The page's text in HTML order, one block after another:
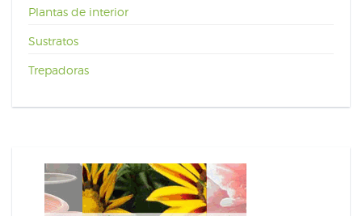
Plantas de interior
Sustratos
Trepadoras